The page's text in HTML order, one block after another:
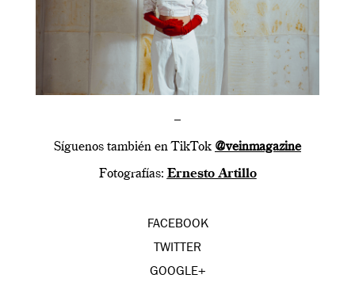
–
Síguenos también en TikTok @veinmagazine
Fotografías: Ernesto Artillo
FACEBOOK
TWITTER
GOOGLE+